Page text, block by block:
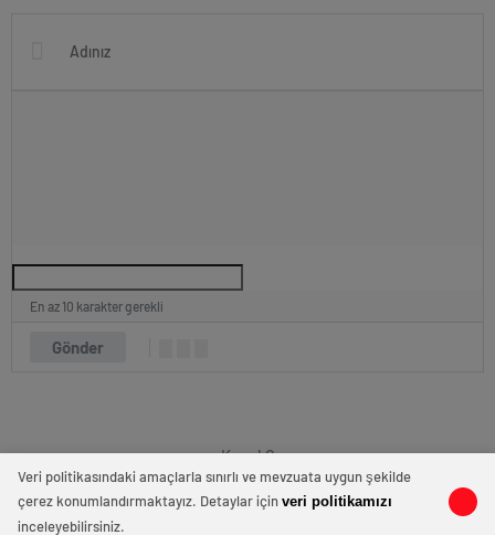
0 0
Gönder
En az 10 karakter gerekli
Kanal Q
Veri politikasındaki amaçlarla sınırlı ve mevzuata uygun şekilde
çerez konumlandırmaktayız. Detaylar için veri politikamızı
inceleyebilirsiniz.